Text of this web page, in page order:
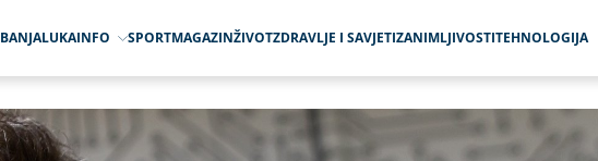
BANJALUKAINFO SPORTMAGAZINŽIVOTZDRAVLJE I SAVJETIZANIMLJIVOSTITEHNOLOGIJA